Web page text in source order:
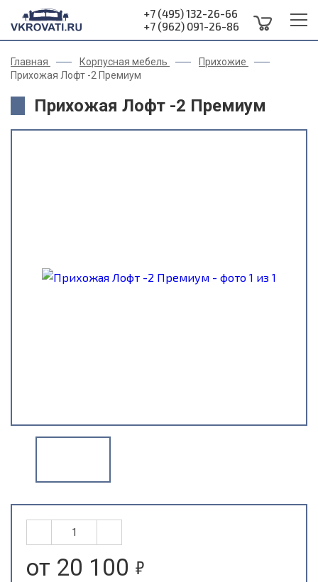
+7 (495) 132-26-66
+7 (962) 091-26-86
Главная Корпусная мебель
Прихожие
Прихожая Лофт -2 Премиум
Прихожая Лофт -2 Премиум
от 20 100 5